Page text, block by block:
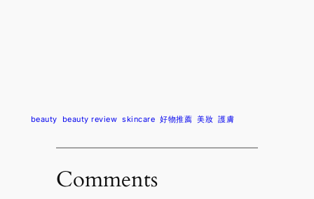
beauty beauty review skincare 好物推薦 美妝 護膚
Comments